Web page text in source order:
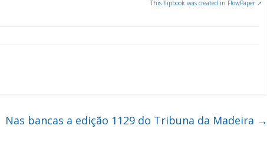
This flipbook was created in FlowPaper ↗
Nas bancas a edição 1129 do Tribuna da Madeira →